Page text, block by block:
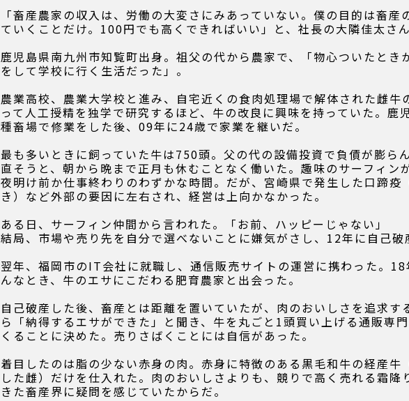
「畜産農家の収入は、労働の大変さにみあっていない。僕の目的は畜産
ていくことだけ。100円でも高くできればいい」と、社長の大隣佳太さ
鹿児島県南九州市知覧町出身。祖父の代から農家で、「物心ついたとき
をして学校に行く生活だった」。
農業高校、農業大学校と進み、自宅近くの食肉処理場で解体された雌牛
って人工授精を独学で研究するほど、牛の改良に興味を持っていた。鹿
種畜場で修業をした後、09年に24歳で家業を継いだ。
最も多いときに飼っていた牛は750頭。父の代の設備投資で負債が膨ら
直そうと、朝から晩まで正月も休むことなく働いた。趣味のサーフィン
夜明け前か仕事終わりのわずかな時間。だが、宮崎県で発生した口蹄疫
き）など外部の要因に左右され、経営は上向かなかった。
ある日、サーフィン仲間から言われた。「お前、ハッピーじゃない」
結局、市場や売り先を自分で選べないことに嫌気がさし、12年に自己破
翌年、福岡市のIT会社に就職し、通信販売サイトの運営に携わった。18
んなとき、牛のエサにこだわる肥育農家と出会った。
自己破産した後、畜産とは距離を置いていたが、肉のおいしさを追求す
ら「納得するエサができた」と聞き、牛を丸ごと1頭買い上げる通販専
くることに決めた。売りさばくことには自信があった。
着目したのは脂の少ない赤身の肉。赤身に特徴のある黒毛和牛の経産牛
した雌）だけを仕入れた。肉のおいしさよりも、競りで高く売れる霜降
きた畜産界に疑問を感じていたからだ。